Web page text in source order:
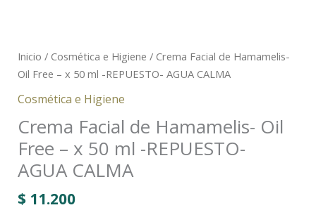
Inicio / Cosmética e Higiene / Crema Facial de Hamamelis-
Oil Free – x 50 ml -REPUESTO- AGUA CALMA
Cosmética e Higiene
Crema Facial de Hamamelis- Oil
Free – x 50 ml -REPUESTO-
AGUA CALMA
$11.200